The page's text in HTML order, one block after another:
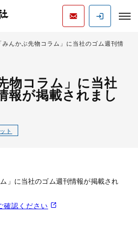
「みんかぶ先物コラム」に当社のゴム週刊情
物コラム」に当社
報が掲載されまし
ト
」に当社のゴム週刊情報が掲載され
確認ください